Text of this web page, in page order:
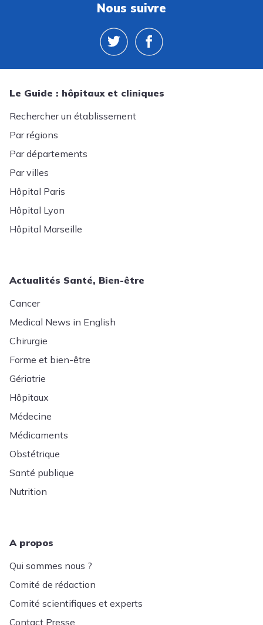
Nous suivre
Le Guide : hôpitaux et cliniques
Rechercher un établissement
Par régions
Par départements
Par villes
Hôpital Paris
Hôpital Lyon
Hôpital Marseille
Actualités Santé, Bien-être
Cancer
Medical News in English
Chirurgie
Forme et bien-être
Gériatrie
Hôpitaux
Médecine
Médicaments
Obstétrique
Santé publique
Nutrition
A propos
Qui sommes nous ?
Comité de rédaction
Comité scientifiques et experts
Contact Presse